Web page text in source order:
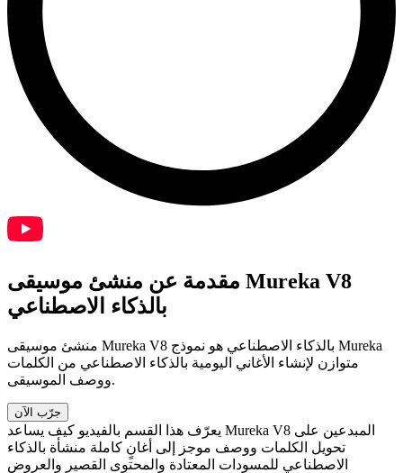
مقدمة عن منشئ موسيقى Mureka V8
بالذكاء الاصطناعي
منشئ موسيقى Mureka V8 بالذكاء الاصطناعي هو نموذج Mureka
متوازن لإنشاء الأغاني اليومية بالذكاء الاصطناعي من الكلمات
ووصف الموسيقى.
جرّب الآن
يعرّف هذا القسم بالفيديو كيف يساعد Mureka V8 المبدعين على
تحويل الكلمات ووصف موجز إلى أغانٍ كاملة منشأة بالذكاء
الاصطناعي للمسودات المعتادة والمحتوى القصير والعروض